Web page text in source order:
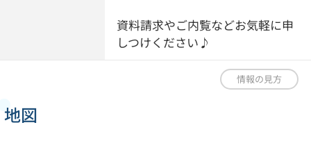
資料請求やご内覧などお気軽に申
しつけください♪
情報の見方
地図